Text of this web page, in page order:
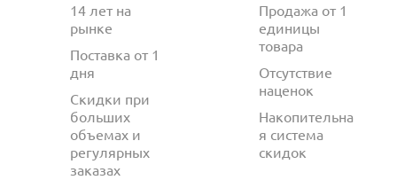
14 лет на
рынке
Поставка от 1
дня
Скидки при
больших
объемах и
регулярных
заказах
Продажа от 1
единицы
товара
Отсутствие
наценок
Накопительна
я система
скидок